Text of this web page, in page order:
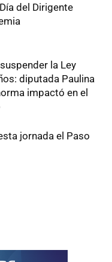
del Dirigente
la Ley
diputada Paulina
impactó en el
jornada el Paso